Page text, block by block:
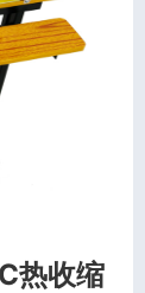
热收缩